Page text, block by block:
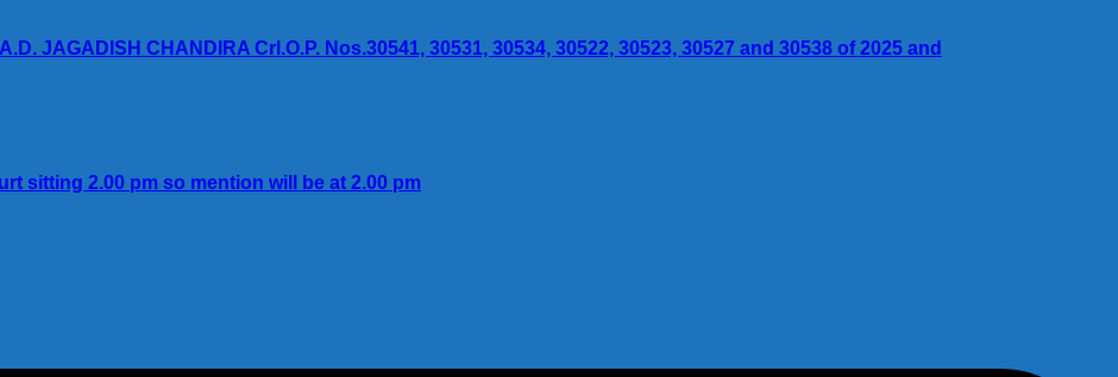
JAGADISH CHANDIRA Crl.O.P. Nos.30541, 30531, 30534, 30522, 30523, 30527 and 30538 of 2025 and
sitting 2.00 pm so mention will be at 2.00 pm